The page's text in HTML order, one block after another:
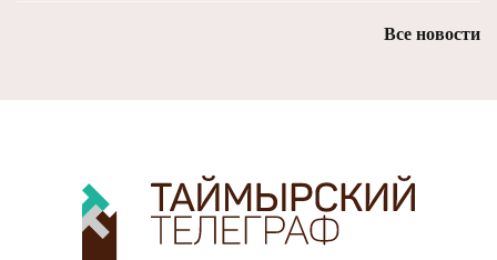
Все новости